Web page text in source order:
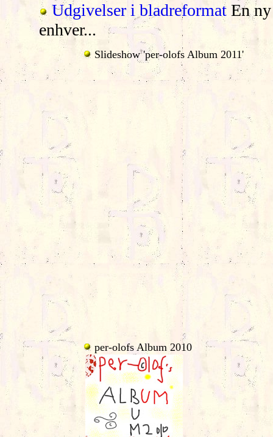
Udgivelser i bladreformatEn ny
enhver...
Slideshow 'per-olofs Album 2011'
per-olofs Album 2010